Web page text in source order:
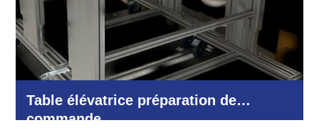
Table élévatrice préparation de
commande